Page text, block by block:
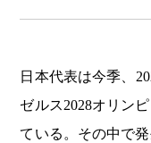
日本代表は今季、
ゼルス2028オリン
ている。その中で